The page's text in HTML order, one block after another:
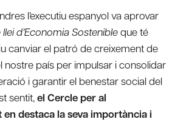
l’executiu espanyol va aprovar
d’Economia Sostenibleque té
canviar el patró de creixement de
nostre país per impulsar i consolidar
i garantir el benestar social del
sentit,el Cercle per al
destaca la seva importància i